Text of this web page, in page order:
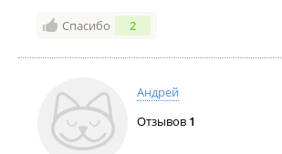
Спасибо 2
Андрей
Отзывов 1